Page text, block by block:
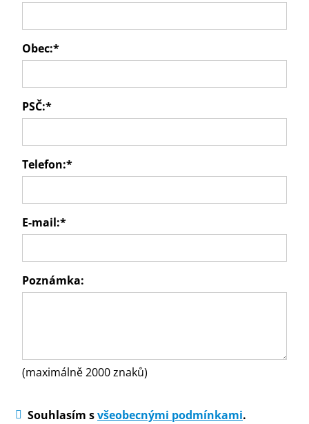
Obec:*
PSČ:*
Telefon:*
E-mail:*
Poznámka:
(maximálně 2000 znaků)
Souhlasím svšeobecnými podmínkami.